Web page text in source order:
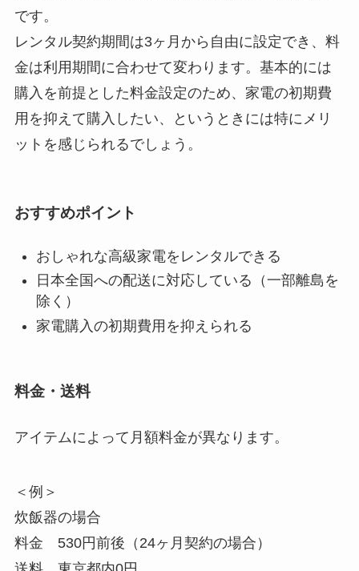
です。
レンタル契約期間は3ヶ月から自由に設定でき、料
金は利用期間に合わせて変わります。基本的には
購入を前提とした料金設定のため、家電の初期費
用を抑えて購入したい、というときには特にメリ
ットを感じられるでしょう。
おすすめポイント
おしゃれな高級家電をレンタルできる
日本全国への配送に対応している（一部離島を
除く）
家電購入の初期費用を抑えられる
料金・送料
アイテムによって月額料金が異なります。
＜例＞
炊飯器の場合
料金 530円前後（24ヶ月契約の場合）